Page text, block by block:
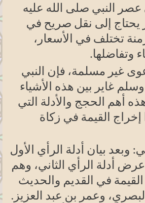
النبي صلى الله عليه
يحتاج إلى نقل صريح في
تختلف في الأسعار،
وتفاضلها.
غير مسلمة، فإن النبي
غاير بين هذه الأشياء
أهم الحجج والأدلة التي
إخراج القيمة في زكاة
وبعد بيان أدلة الرأي الأول
عرض أدلة الرأي الثاني، وهم
القيمة في القديم والحديث
وعمر بن عبد العزيز.